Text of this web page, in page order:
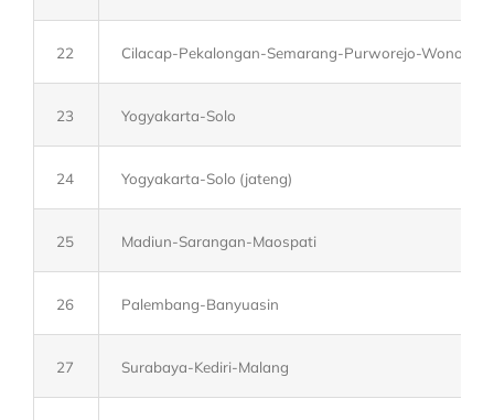
22 Cilacap-Pekalongan-Semarang-Purworejo-
23 Yogyakarta-Solo
24 Yogyakarta-Solo (jateng)
25 Madiun-Sarangan-Maospati
26 Palembang-Banyuasin
27 Surabaya-Kediri-Malang